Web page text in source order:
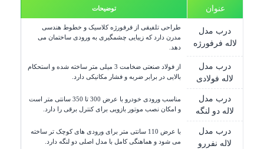
عنوان توضیحات
درب مدل
لاله فرفورژه
طراحی تلفیقی از فرفورژه کلاسیک و خطوط هندسی
مدرن دارد که زیبایی چشمگیری به ورودی ساختمان می
دهد.
درب مدل
لاله فولادی
از فولاد صنعتی ضخامت 3 میلی متر ساخته شده و استحکام
بالایی در برابر ضربه و فشار مکانیکی دارد.
درب مدل
لاله دو لنگه
مناسب ورودی خودرو با عرض 300 تا 350 سانتی متر است
و امکان نصب موتور بازویی برای کنترل برقی را دارد.
درب مدل
لاله نفررو
با عرض 110 سانتی متر برای ورودی های کوچک تر ساخته
می شود و هماهنگی کامل با مدل اصلی دو لنگه دارد.